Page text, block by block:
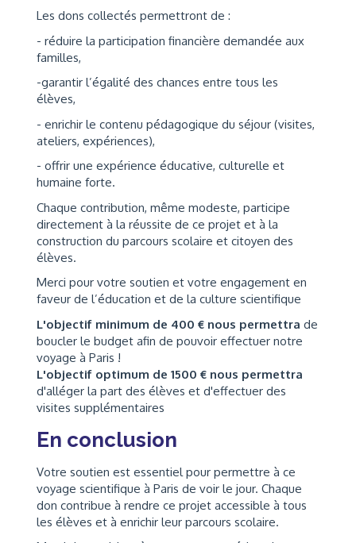
Les dons collectés permettront de :
- réduire la participation financière demandée aux
familles,
-garantir l’égalité des chances entre tous les
élèves,
- enrichir le contenu pédagogique du séjour (visites,
ateliers, expériences),
- offrir une expérience éducative, culturelle et
humaine forte.
Chaque contribution, même modeste, participe
directement à la réussite de ce projet et à la
construction du parcours scolaire et citoyen des
élèves.
Merci pour votre soutien et votre engagement en
faveur de l’éducation et de la culture scientifique
L'objectif minimum de 400 € nous permettra de
boucler le budget afin de pouvoir effectuer notre
voyage à Paris !
L'objectif optimum de 1500 € nous permettra
d'alléger la part des élèves et d'effectuer des
visites supplémentaires
En conclusion
Votre soutien est essentiel pour permettre à ce
voyage scientifique à Paris de voir le jour. Chaque
don contribue à rendre ce projet accessible à tous
les élèves et à enrichir leur parcours scolaire.